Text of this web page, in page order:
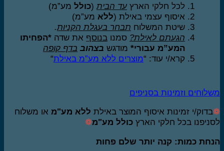
לכל חלקי הארץעד הבית(כוללמע”מ)
איסוף עצמי באילת (ללאמע”מ)
שיטת המשלוחתבחר בעגלת הקניות.
הגעתם לאילת?סמנובנוסףאת שדה*הפחיתו
המע”מ עבורי*מודגשבצהובבדף קופה
קרא/י עוד: “מוצרים ללא מע”מ באילת“
וזמינות בסניפים
בדוק/י זמינות איסוף המוצר באילתללא מע"מאו משלוח
בכל חלקי הארץכולל מע"מ❁
כמות: קנה יותר שלם פחות